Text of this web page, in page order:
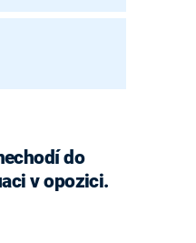
do
v opozici.